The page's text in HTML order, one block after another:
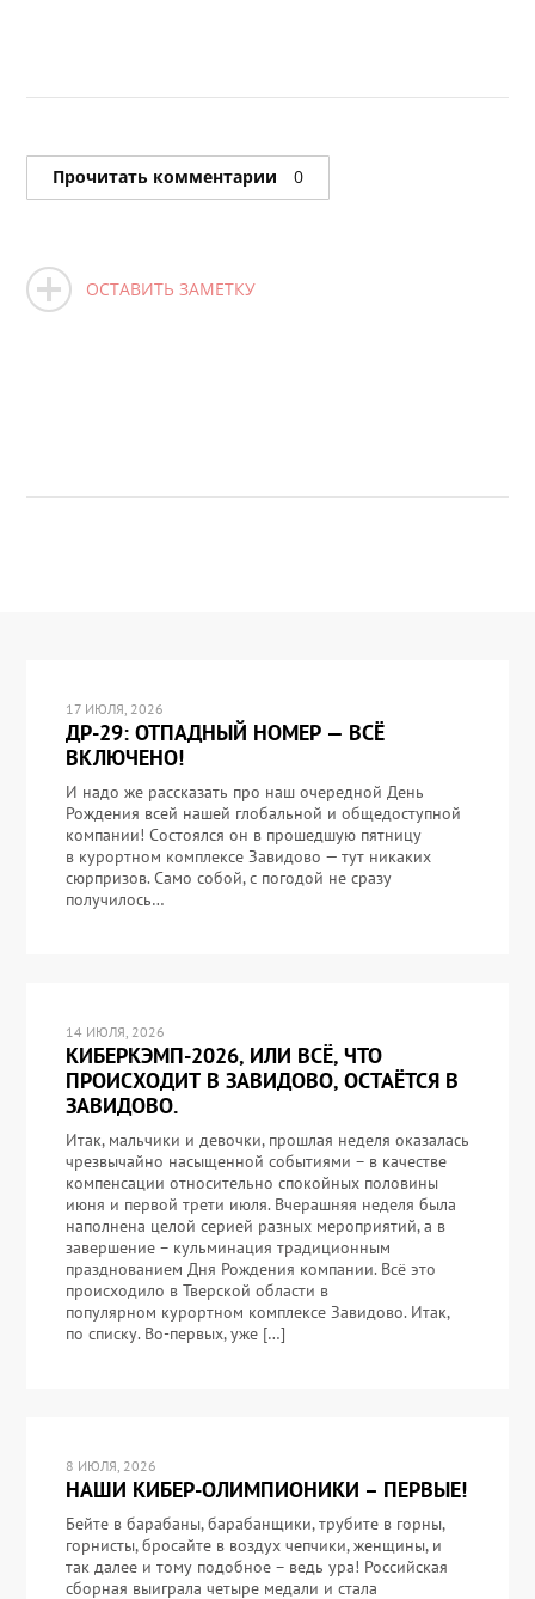
Прочитать комментарии 0
ОСТАВИТЬ ЗАМЕТКУ
17 ИЮЛЯ, 2026
ДР-29: ОТПАДНЫЙ НОМЕР — ВСЁ
ВКЛЮЧЕНО!
И надо же рассказать про наш очередной День
Рождения всей нашей глобальной и общедоступной
компании! Состоялся он в прошедшую пятницу
в курортном комплексе Завидово — тут никаких
сюрпризов. Само собой, с погодой не сразу
получилось…
14 ИЮЛЯ, 2026
КИБЕРКЭМП-2026, ИЛИ ВСЁ, ЧТО
ПРОИСХОДИТ В ЗАВИДОВО, ОСТАЁТСЯ В
ЗАВИДОВО.
Итак, мальчики и девочки, прошлая неделя оказалась
чрезвычайно насыщенной событиями – в качестве
компенсации относительно спокойных половины
июня и первой трети июля. Вчерашняя неделя была
наполнена целой серией разных мероприятий, а в
завершение – кульминация традиционным
празднованием Дня Рождения компании. Всё это
происходило в Тверской области в
популярном курортном комплексе Завидово. Итак,
по списку. Во-первых, уже […]
8 ИЮЛЯ, 2026
НАШИ КИБЕР-ОЛИМПИОНИКИ – ПЕРВЫЕ!
Бейте в барабаны, барабанщики, трубите в горны,
горнисты, бросайте в воздух чепчики, женщины, и
так далее и тому подобное – ведь ура! Российская
сборная выиграла четыре медали и стала